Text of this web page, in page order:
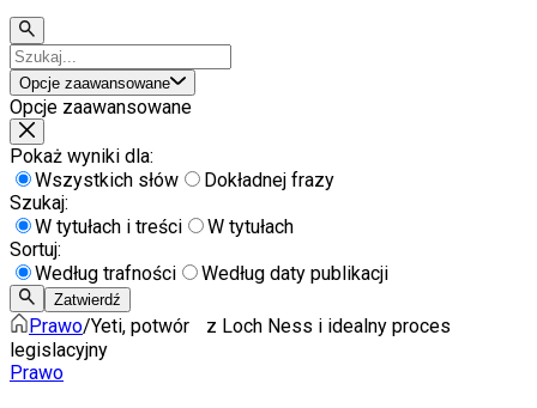
Opcje zaawansowane
Opcje zaawansowane
Pokaż wyniki dla:
Wszystkich słów
Dokładnej frazy
Szukaj:
W tytułach i treści
W tytułach
Sortuj:
Według trafności
Według daty publikacji
Zatwierdź
Prawo/Yeti, potwór z Loch Ness i idealny proces
legislacyjny
Prawo